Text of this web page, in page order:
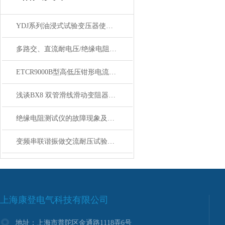
YDJ系列油浸式试验变压器使用方法
多路交、直流耐电压/绝缘电阻测试仪 性能特点
ETCR9000B型高低压钳形电流表产品特点
浅谈BX8 双管滑线滑动变阻器使用方法技术参数选型
绝缘电阻测试仪的故障现象及排除方法如下
变频串联谐振做交流耐压试验的注意事项
上海康登电气科技有限公司
地址：上海市普陀区金通路1118弄6号